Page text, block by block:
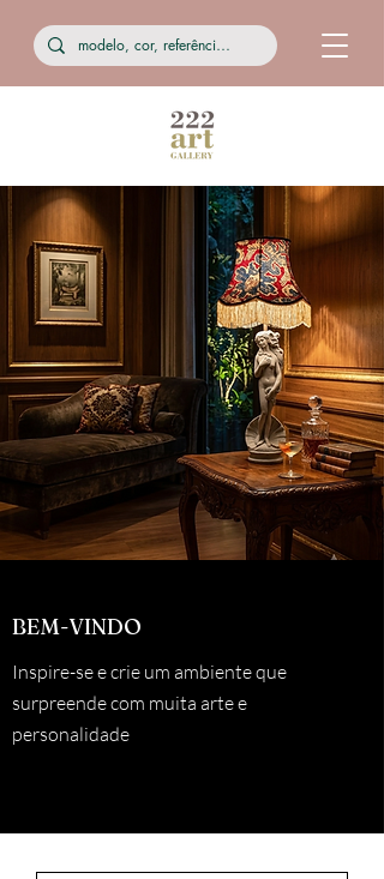
BEM-VINDO
Inspire-se e crie um ambiente que
surpreende com muita arte e
personalidade